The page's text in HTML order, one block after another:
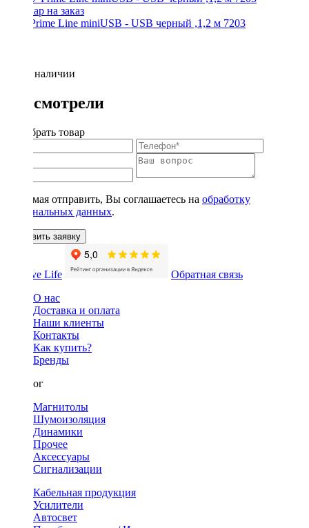
АЗУ Prime Line miniUSB - USB черный ,1,2 м 7203
Нет в наличии
Вы смотрели
Подобрать товар
Нажимая отправить, Вы соглашаетесь на обработку
персональных данных.
Оставить заявку
Обратная связь
О нас
Доставка и оплата
Наши клиенты
Контакты
Как купить?
Бренды
Каталог
Магнитолы
Шумоизоляция
Динамики
Прочее
Аксессуары
Сигнализации
Кабельная продукция
Усилители
Автосвет